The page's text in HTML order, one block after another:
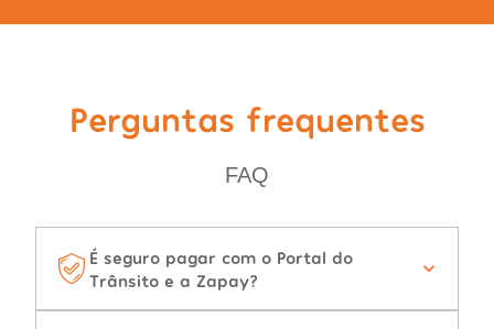
Perguntas frequentes
FAQ
É seguro pagar com o Portal do
Trânsito e a Zapay?